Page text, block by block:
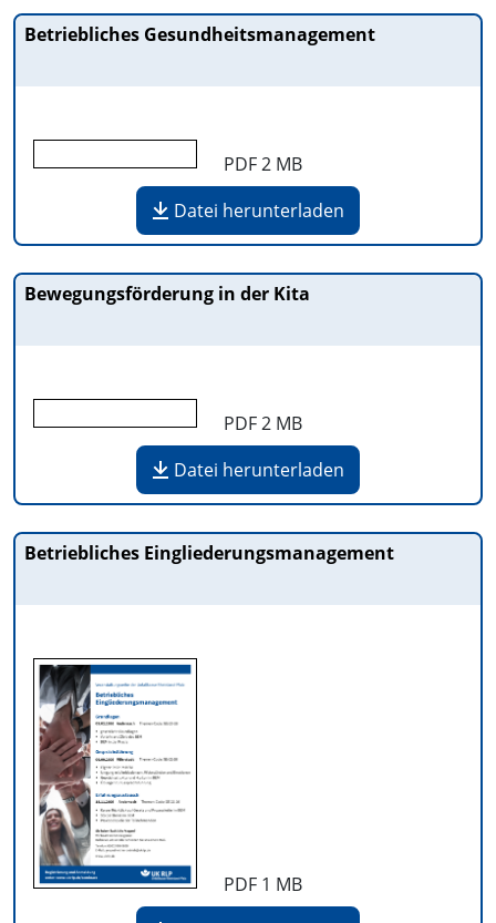
Betriebliches Gesundheitsmanagement
PDF2 MB
Datei herunterladen
Bewegungsförderung in der Kita
PDF2 MB
Datei herunterladen
Betriebliches Eingliederungsmanagement
PDF 1 MB